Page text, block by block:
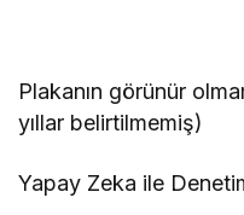
Plakanın görünür
yıllar belirtilmemiş)
Yapay Zeka ile